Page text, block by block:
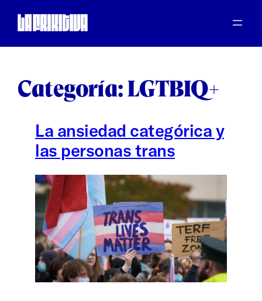
Categoría: LGTBIQ+
La ansiedad categórica y
las personas trans